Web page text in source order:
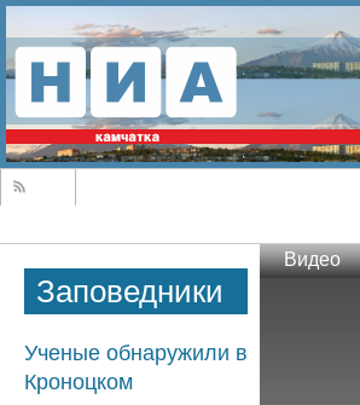
Заповедники
Ученые обнаружили в
Кроноцком
Видео